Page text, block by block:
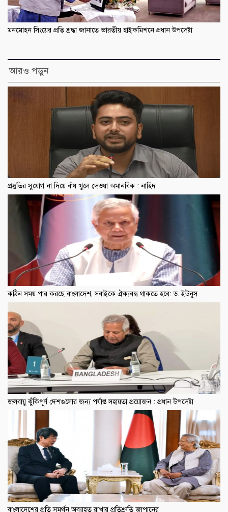
মনমোহন সিংয়ের প্রতি শ্রদ্ধা জানাতে ভারতীয় হাইকমিশনে প্রধান উপদেষ্টা
আরও পড়ুন
প্রস্তুতির সুযোগ না দিয়ে বাঁধ খুলে দেওয়া অমানবিক : নাহিদ
কঠিন সময় পার করছে বাংলাদেশ, সবাইকে ঐক্যবদ্ধ থাকতে হবে: ড. ইউনূস
জলবায়ু ঝুঁকিপূর্ণ দেশগুলোর জন্য পর্যাপ্ত সহায়তা প্রয়োজন : প্রধান উপদেষ্টা
বাংলাদেশের প্রতি সমর্থন অব্যাহত রাখার প্রতিশ্রুতি জাপানের